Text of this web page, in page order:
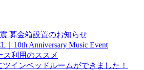
募金箱設置のお知らせ
｜10th Anniversary Music Event
ス利用のススメ
ツインベッドルームができました！